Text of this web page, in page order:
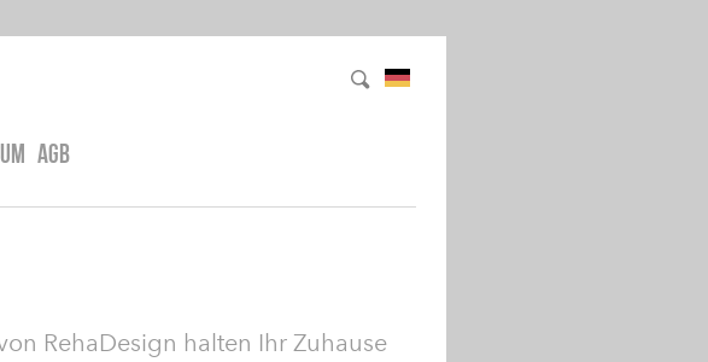
AGB
RehaDesign halten Ihr Zuhause